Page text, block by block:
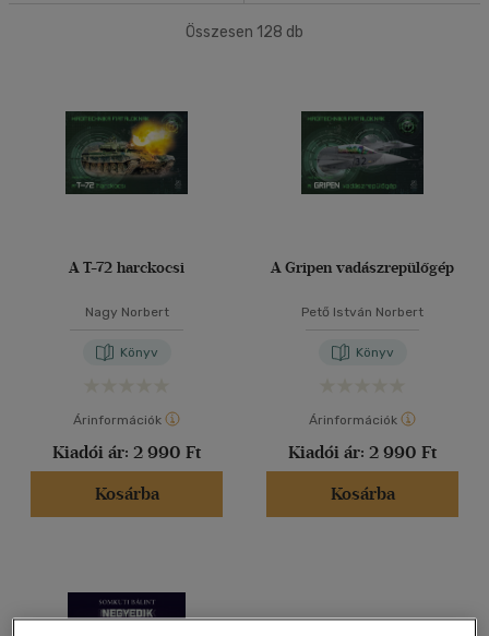
(1)
Nyelv szerint
Magyar(74)
Lengyel(4)
Német(4)
Orosz
több nyelv megjelenítése
(1)
Összesen 128 db
A T-72 harckocsi
Nagy Norbert
Könyv
Árinformációk
Kiadói ár: 2 990 Ft
Kosárba
A Gripen vadászrepülőgép
Pető István Norbert
Könyv
Árinformációk
Kiadói ár: 2 990 Ft
Kosárba